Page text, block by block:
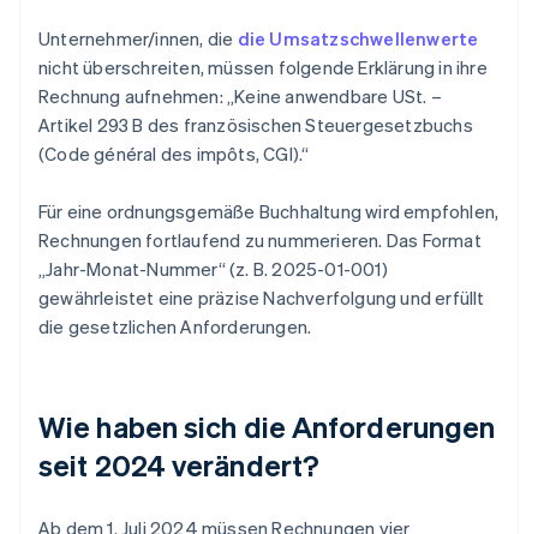
Unternehmer/innen, die die Umsatzschwellenwerte
nicht überschreiten, müssen folgende Erklärung in ihre
Rechnung aufnehmen: „Keine anwendbare USt. –
Artikel 293 B des französischen Steuergesetzbuchs
(Code général des impôts, CGI).“
Für eine ordnungsgemäße Buchhaltung wird empfohlen,
Rechnungen fortlaufend zu nummerieren. Das Format
„Jahr-Monat-Nummer“ (z. B. 2025-01-001)
gewährleistet eine präzise Nachverfolgung und erfüllt
die gesetzlichen Anforderungen.
Wie haben sich die Anforderungen
seit 2024 verändert?
Ab dem 1. Juli 2024 müssen Rechnungen vier